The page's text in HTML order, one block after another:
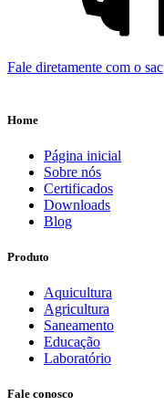
Fale diretamente com o sac
Home
Página inicial
Sobre nós
Certificados
Downloads
Blog
Produto
Aquicultura
Agricultura
Saneamento
Educação
Laboratório
Fale conosco